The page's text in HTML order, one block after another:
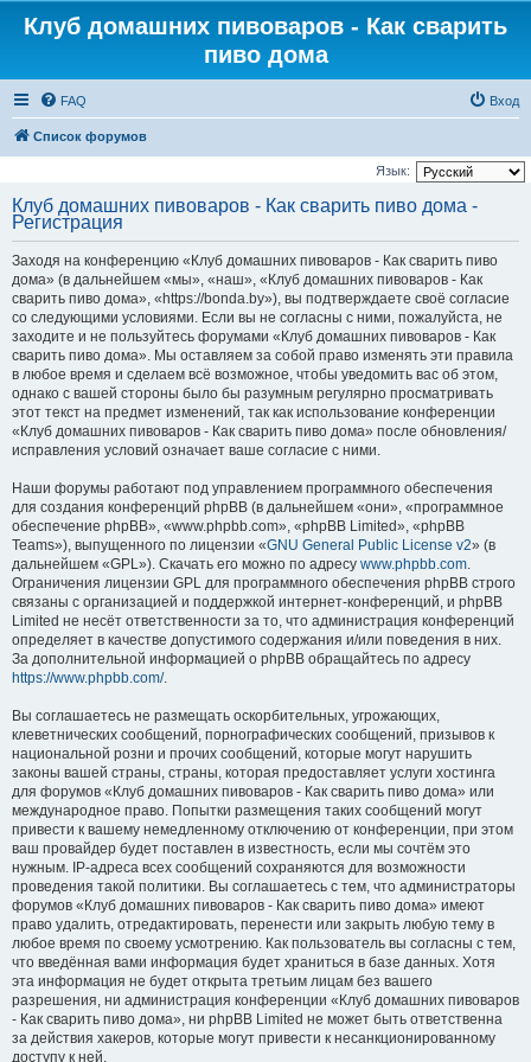
Клуб домашних пивоваров - Как cварить
пиво дома
FAQ Вход
Список форумов
Язык:
Клуб домашних пивоваров - Как cварить пиво дома -
Регистрация
Заходя на конференцию «Клуб домашних пивоваров - Как cварить пиво
дома» (в дальнейшем «мы», «наш», «Клуб домашних пивоваров - Как
cварить пиво дома», «https://bonda.by»), вы подтверждаете своё согласие
со следующими условиями. Если вы не согласны с ними, пожалуйста, не
заходите и не пользуйтесь форумами «Клуб домашних пивоваров - Как
cварить пиво дома». Мы оставляем за собой право изменять эти правила
в любое время и сделаем всё возможное, чтобы уведомить вас об этом,
однако с вашей стороны было бы разумным регулярно просматривать
этот текст на предмет изменений, так как использование конференции
«Клуб домашних пивоваров - Как cварить пиво дома» после обновления/
исправления условий означает ваше согласие с ними.
Наши форумы работают под управлением программного обеспечения
для создания конференций phpBB (в дальнейшем «они», «программное
обеспечение phpBB», «www.phpbb.com», «phpBB Limited», «phpBB
Teams»), выпущенного по лицензии «GNU General Public License v2» (в
дальнейшем «GPL»). Скачать его можно по адресу www.phpbb.com.
Ограничения лицензии GPL для программного обеспечения phpBB строго
связаны с организацией и поддержкой интернет-конференций, и phpBB
Limited не несёт ответственности за то, что администрация конференций
определяет в качестве допустимого содержания и/или поведения в них.
За дополнительной информацией о phpBB обращайтесь по адресу
https://www.phpbb.com/.
Вы соглашаетесь не размещать оскорбительных, угрожающих,
клеветнических сообщений, порнографических сообщений, призывов к
национальной розни и прочих сообщений, которые могут нарушить
законы вашей страны, страны, которая предоставляет услуги хостинга
для форумов «Клуб домашних пивоваров - Как cварить пиво дома» или
международное право. Попытки размещения таких сообщений могут
привести к вашему немедленному отключению от конференции, при этом
ваш провайдер будет поставлен в известность, если мы сочтём это
нужным. IP-адреса всех сообщений сохраняются для возможности
проведения такой политики. Вы соглашаетесь с тем, что администраторы
форумов «Клуб домашних пивоваров - Как cварить пиво дома» имеют
право удалить, отредактировать, перенести или закрыть любую тему в
любое время по своему усмотрению. Как пользователь вы согласны с тем,
что введённая вами информация будет храниться в базе данных. Хотя
эта информация не будет открыта третьим лицам без вашего
разрешения, ни администрация конференции «Клуб домашних пивоваров
- Как cварить пиво дома», ни phpBB Limited не может быть ответственна
за действия хакеров, которые могут привести к несанкционированному
доступу к ней.